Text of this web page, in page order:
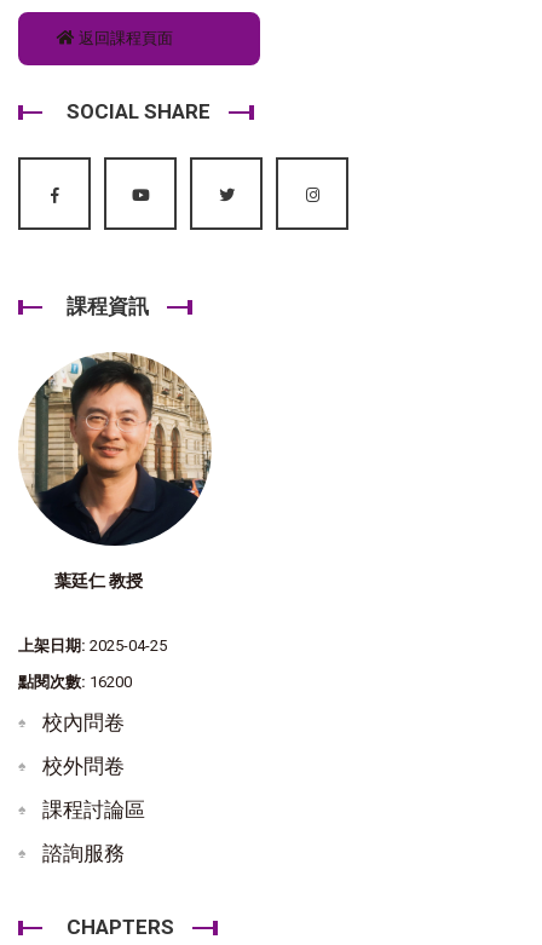
返回課程頁面
SOCIAL SHARE
課程資訊
葉廷仁 教授
上架日期: 2025-04-25
點閱次數: 16200
校內問卷
校外問卷
課程討論區
諮詢服務
CHAPTERS